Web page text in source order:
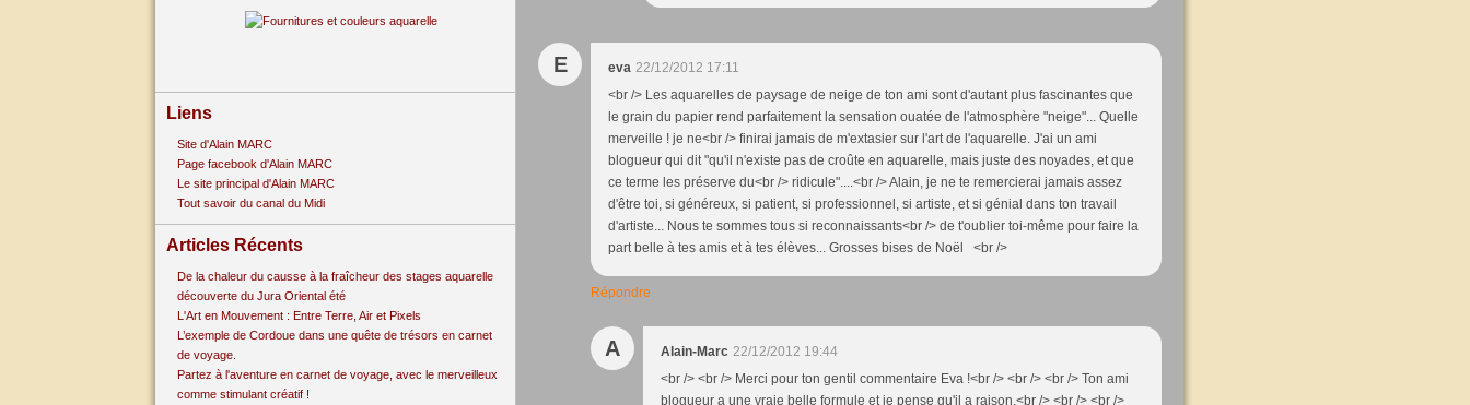
Liens
Site d'Alain MARC
Page facebook d'Alain MARC
Le site principal d'Alain MARC
Tout savoir du canal du Midi
Articles Récents
De la chaleur du causse à la fraîcheur des stages aquarelle
découverte du Jura Oriental été
L'Art en Mouvement : Entre Terre, Air et Pixels
L’exemple de Cordoue dans une quête de trésors en carnet
de voyage.
Partez à l'aventure en carnet de voyage, avec le merveilleux
comme stimulant créatif !
E eva 22/12/2012 17:11
<br /> Les aquarelles de paysage de neige de ton ami sont d'autant plus fascinantes que
le grain du papier rend parfaitement la sensation ouatée de l'atmosphère "neige"... Quelle
merveille ! je ne<br /> finirai jamais de m'extasier sur l'art de l'aquarelle. J'ai un ami
blogueur qui dit "qu'il n'existe pas de croûte en aquarelle, mais juste des noyades, et que
ce terme les préserve du<br /> ridicule"....<br /> Alain, je ne te remercierai jamais assez
d'être toi, si généreux, si patient, si professionnel, si artiste, et si génial dans ton travail
d'artiste... Nous te sommes tous si reconnaissants<br /> de t'oublier toi-même pour faire la
part belle à tes amis et à tes élèves... Grosses bises de Noël <br />
Répondre
A Alain-Marc 22/12/2012 19:44
<br /> <br /> Merci pour ton gentil commentaire Eva !<br /> <br /> <br /> Ton ami
blogueur a une vraie belle formule et je pense qu'il a raison.<br /> <br /> <br />